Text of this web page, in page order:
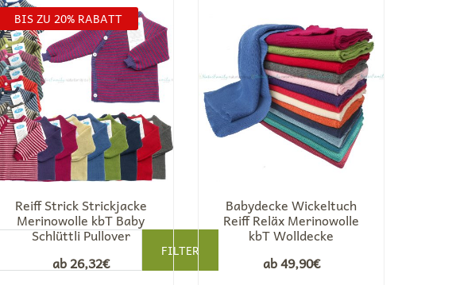
BIS ZU 20% RABATT
Reiff Strick Strickjacke
Merinowolle kbT Baby
Schlüttli Pullover
ab26,32€
Babydecke Wickeltuch
Reiff Reläx Merinowolle
kbT Wolldecke
ab49,90€
FILTER